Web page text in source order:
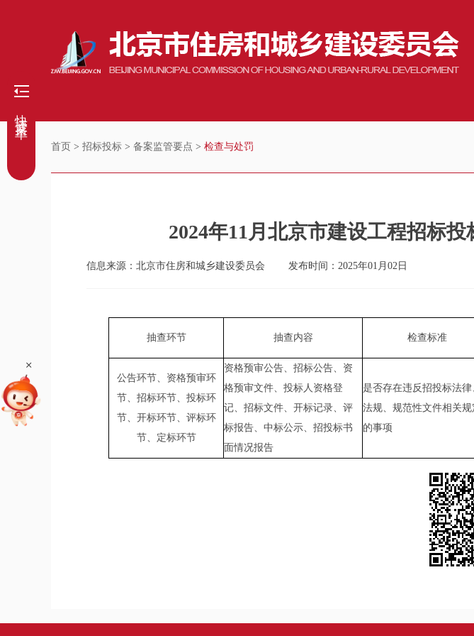
首页 > 招标投标 > 备案监管要点 > 检查与处罚
2024年11月北京市建设工程招标
信息来源：北京市住房和城乡建设委员会 发布时间：2025年01月02日
抽查环节 抽查内容 检查标准
公告环节、资格预审环
节、招标环节、投标环
节、开标环节、评标环
节、定标环节
资格预审公告、招标公告、资
格预审文件、投标人资格登
记、招标文件、开标记录、评
标报告、中标公示、招投标书
面情况报告
是否存在违反招投标法律
法规、规范性文件相关规
的事项
+
快捷菜单